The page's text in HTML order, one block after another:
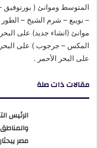
المتوسط وموانئ ( بورتوفيق
موانئ (انشاء جديد) على
المكس – جرجوب ) على البحر
على البحر الأحمر .
مقالات ذات صلة
الرئيس
مصر